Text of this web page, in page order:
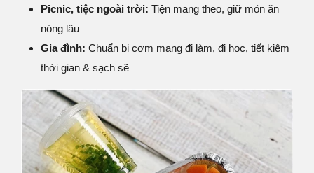
Picnic, tiệc ngoài trời: Tiện mang theo, giữ món ăn
nóng lâu
Gia đình: Chuẩn bị cơm mang đi làm, đi học, tiết kiệm
thời gian & sạch sẽ